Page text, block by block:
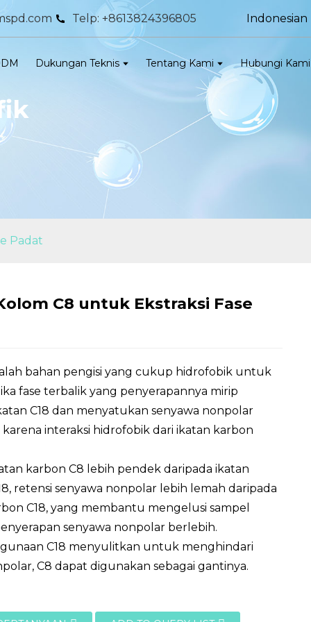
Telp: +8613824396805 Indonesian
Dukungan Teknis Tentang Kami Hubungi Kami
Padat
C8 untuk Ekstraksi Fase
bahan pengisi yang cukup hidrofobik untuk
fase terbalik yang penyerapannya mirip
C18 dan menyatukan senyawa nonpolar
interaksi hidrofobik dari ikatan karbon
karbon C8 lebih pendek daripada ikatan
retensi senyawa nonpolar lebih lemah daripada
C18, yang membantu mengelusi sampel
senyawa nonpolar berlebih.
C18 menyulitkan untuk menghindari
C8 dapat digunakan sebagai gantinya.